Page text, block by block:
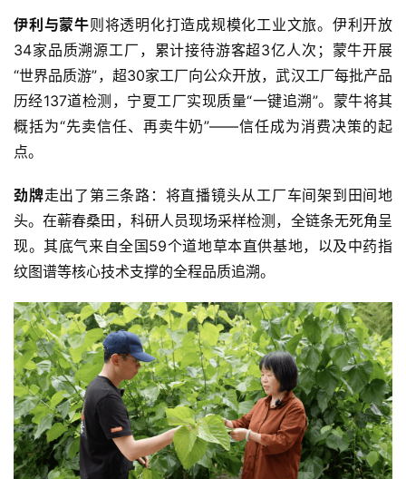
伊利与蒙牛则将透明化打造成规模化工业文旅。伊利开放
34家品质溯源工厂，累计接待游客超3亿人次；蒙牛开展
“世界品质游”，超30家工厂向公众开放，武汉工厂每批产品
历经137道检测，宁夏工厂实现质量“一键追溯”。蒙牛将其
概括为“先卖信任、再卖牛奶”——信任成为消费决策的起
点。
劲牌走出了第三条路：将直播镜头从工厂车间架到田间地
头。在蕲春桑田，科研人员现场采样检测，全链条无死角呈
现。其底气来自全国59个道地草本直供基地，以及中药指
纹图谱等核心技术支撑的全程品质追溯。